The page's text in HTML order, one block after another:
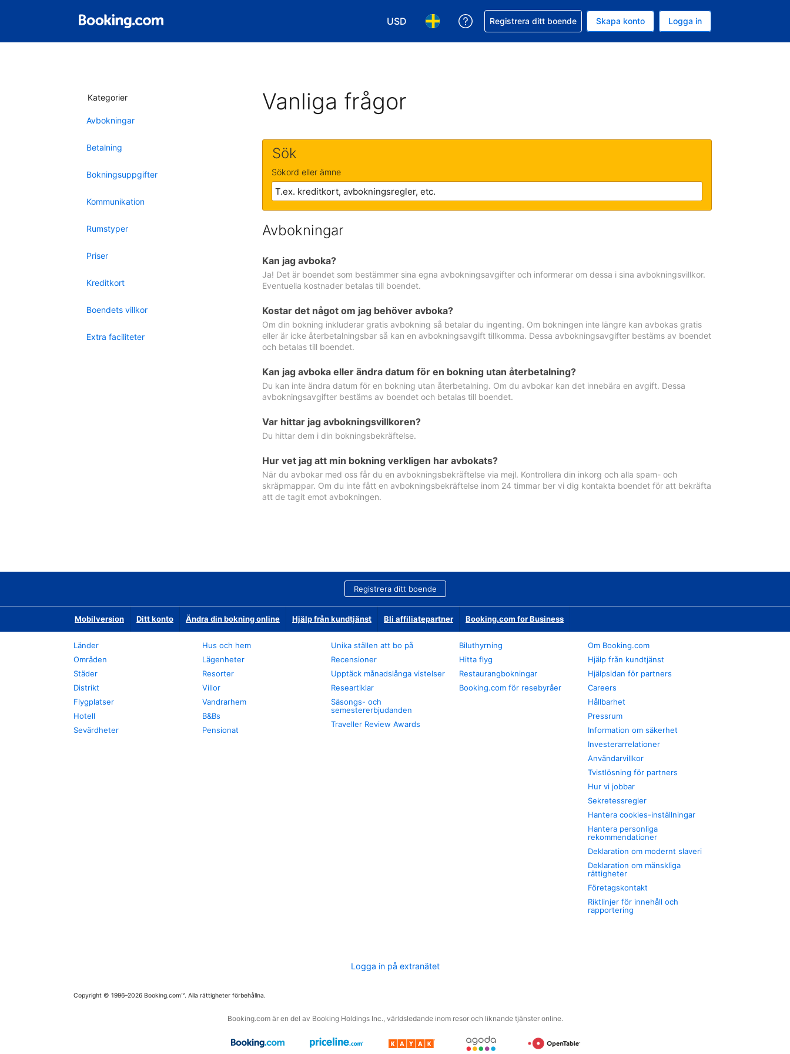
USD
Välj valuta. Din nuvarande valuta är Amerikanska dollar
Välj språk. Ditt nuvarande språk är Svenska
Få hjälp med din bokning
Registrera ditt boende Skapa konto Logga in
Kategorier
Avbokningar
Betalning
Bokningsuppgifter
Kommunikation
Rumstyper
Priser
Kreditkort
Boendets villkor
Extra faciliteter
Vanliga frågor
Sök
Sökord eller ämne
Avbokningar
Kan jag avboka?
Ja! Det är boendet som bestämmer sina egna avbokningsavgifter och informerar om dessa i sina avbokningsvillkor.
Eventuella kostnader betalas till boendet.
Kostar det något om jag behöver avboka?
Om din bokning inkluderar gratis avbokning så betalar du ingenting. Om bokningen inte längre kan avbokas gratis
eller är icke återbetalningsbar så kan en avbokningsavgift tillkomma. Dessa avbokningsavgifter bestäms av boendet
och betalas till boendet.
Kan jag avboka eller ändra datum för en bokning utan återbetalning?
Du kan inte ändra datum för en bokning utan återbetalning. Om du avbokar kan det innebära en avgift. Dessa
avbokningsavgifter bestäms av boendet och betalas till boendet.
Var hittar jag avbokningsvillkoren?
Du hittar dem i din bokningsbekräftelse.
Hur vet jag att min bokning verkligen har avbokats?
När du avbokar med oss får du en avbokningsbekräftelse via mejl. Kontrollera din inkorg och alla spam- och
skräpmappar. Om du inte fått en avbokningsbekräftelse inom 24 timmar ber vi dig kontakta boendet för att bekräfta
att de tagit emot avbokningen.
Registrera ditt boende
Mobilversion Ditt konto Ändra din bokning online Hjälp från kundtjänst Bli affiliatepartner Booking.com for Business
Länder
Områden
Städer
Distrikt
Flygplatser
Hotell
Sevärdheter
Hus och hem
Lägenheter
Resorter
Villor
Vandrarhem
B&Bs
Pensionat
Unika ställen att bo på
Recensioner
Upptäck månadslånga vistelser
Researtiklar
Säsongs- och
semestererbjudanden
Traveller Review Awards
Biluthyrning
Hitta flyg
Restaurangbokningar
Booking.com för resebyråer
Om Booking.com
Hjälp från kundtjänst
Hjälpsidan för partners
Careers
Hållbarhet
Pressrum
Information om säkerhet
Investerarrelationer
Användarvillkor
Tvistlösning för partners
Hur vi jobbar
Sekretessregler
Hantera cookies-inställningar
Hantera personliga
rekommendationer
Deklaration om modernt slaveri
Deklaration om mänskliga
rättigheter
Företagskontakt
Riktlinjer för innehåll och
rapportering
Logga in på extranätet
Copyright © 1996–2026 Booking.com™. Alla rättigheter förbehållna.
Booking.com är en del av Booking Holdings Inc., världsledande inom resor och liknande tjänster online.